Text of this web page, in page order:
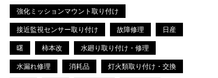
強化ミッションマウント取り付け
接近監視センサー取り付け 故障修理 日産
曙 柿本改 水廻り取り付け・修理
水漏れ修理 消耗品 灯火類取り付け・交換